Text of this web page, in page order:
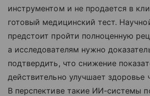
инструментом и не продается в
готовый медицинский тест.
предстоит пройти полноценную
а исследователям нужно
подтвердить, что снижение
действительно улучшает здоровье
В перспективе такие ИИ-системы